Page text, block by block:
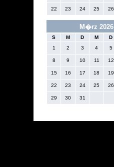
22 23 24 25 26
M�rz 2026
S M D M D
1
2 3 4 5
8 9 10 11 12
15 16 17 18 19
22 23 24 25 26
29 30 31